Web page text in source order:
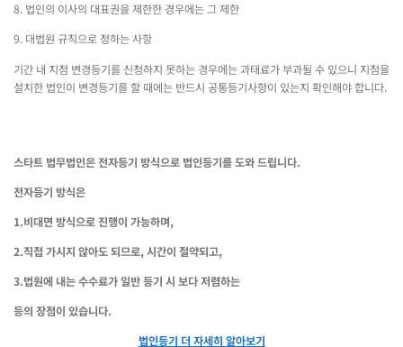
8. 법인의 이사의 대표권을 제한한 경우에는 그 제한
9. 대법원 규칙으로 정하는 사항
기간 내 지점 변경등기를 신청하지 못하는 경우에는 과태료가 부과될 수 있으니 지점을
설치한 법인이 변경등기를 할 때에는 반드시 공통등기사항이 있는지 확인해야 합니다.
스타트 법무법인은 전자등기 방식으로 법인등기를 도와 드립니다.
전자등기 방식은
1.비대면 방식으로 진행이 가능하며,
2.직접 가시지 않아도 되므로, 시간이 절약되고,
3.법원에 내는 수수료가 일반 등기 시 보다 저렴하는
등의 장점이 있습니다.
법인등기 더 자세히 알아보기